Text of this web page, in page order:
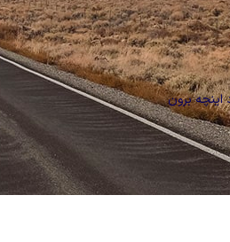
از طریق منطقه آزاد اینچه‌ برون به‌عنوان
منطقه آزاد اینچه‌ برون به‌ تازگی با
در ادامه در
مرز خودرو اقتصادی ترین